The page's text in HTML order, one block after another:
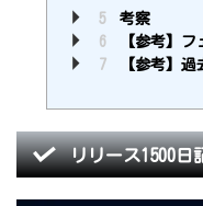
5
考察
6
【参考】フ
7
【参考】過
リリース1500日